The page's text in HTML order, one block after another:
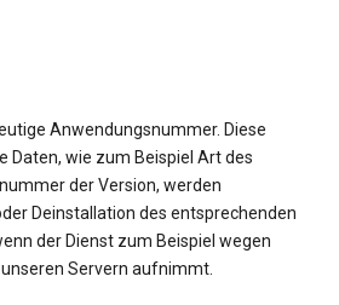
Anwendungsnummer. Diese
Daten, wie zum Beispiel Art des
der Version, werden
Deinstallation des entsprechenden
der Dienst zum Beispiel wegen
Servern aufnimmt.